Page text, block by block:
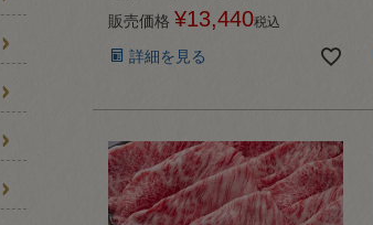
販売価格 ¥13,440税込
詳細を見る